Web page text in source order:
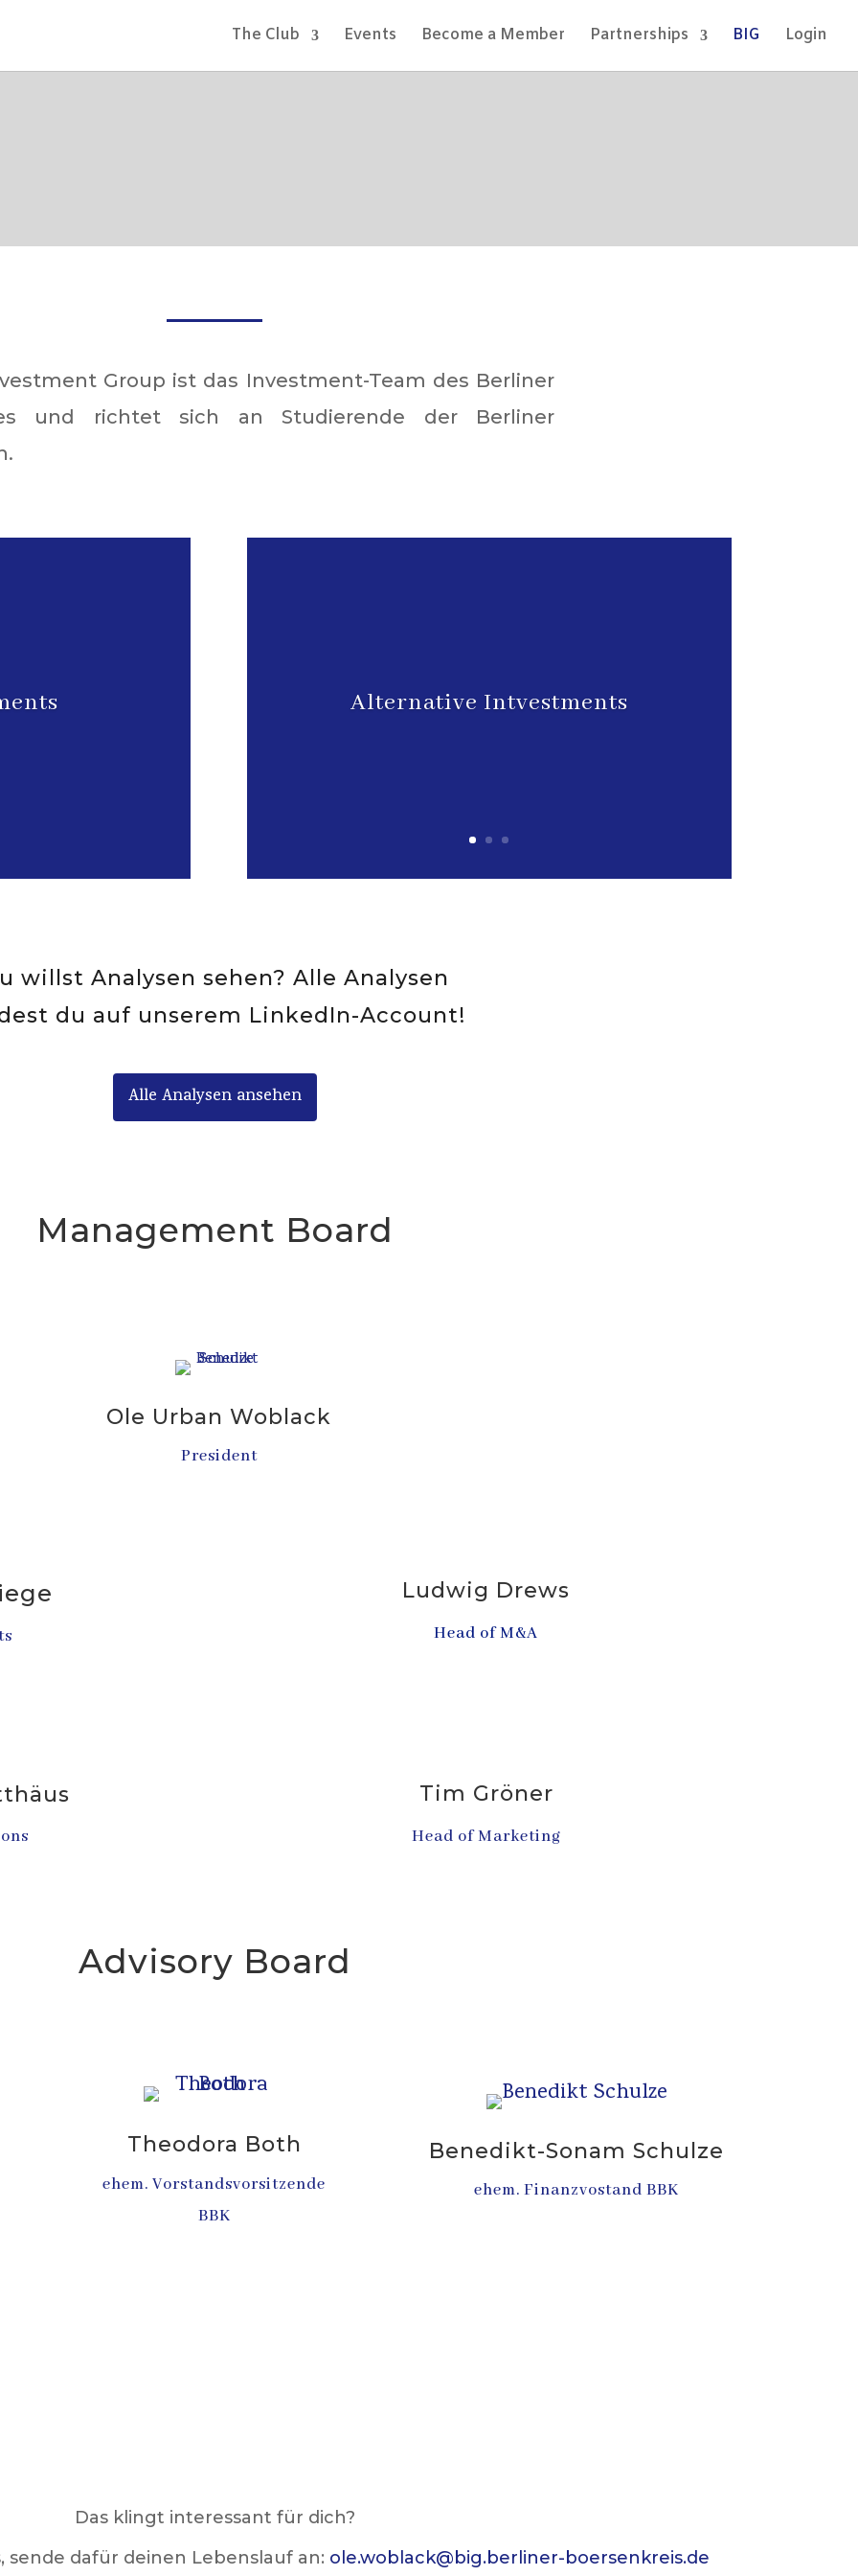
The Club Events Become a Member Partnerships BIG Login
Group ist das Investment-Team des Berliner
und richtet sich an Studierende der Berliner
Alternative Intvestments
willst Analysen sehen? Alle Analysen
du auf unserem LinkedIn-Account!
Alle Analysen ansehen
Management Board
Ole Urban Woblack
President
Ludwig Drews
Head of M&A
Tim Gröner
Head of Marketing
Advisory Board
Theodora Both
ehem. Vorstandsvorsitzende
BBK
Benedikt-Sonam Schulze
ehem. Finanzvostand BBK
Das klingt interessant für dich?
dafür deinen Lebenslauf an: ole.woblack@big.berliner-boersenkreis.de